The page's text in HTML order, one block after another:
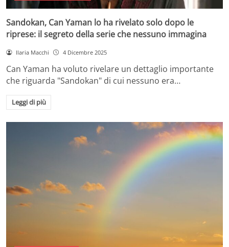
Sandokan, Can Yaman lo ha rivelato solo dopo le
riprese: il segreto della serie che nessuno immagina
Ilaria Macchi 4 Dicembre 2025
Can Yaman ha voluto rivelare un dettaglio importante
che riguarda "Sandokan" di cui nessuno era…
Leggi di più